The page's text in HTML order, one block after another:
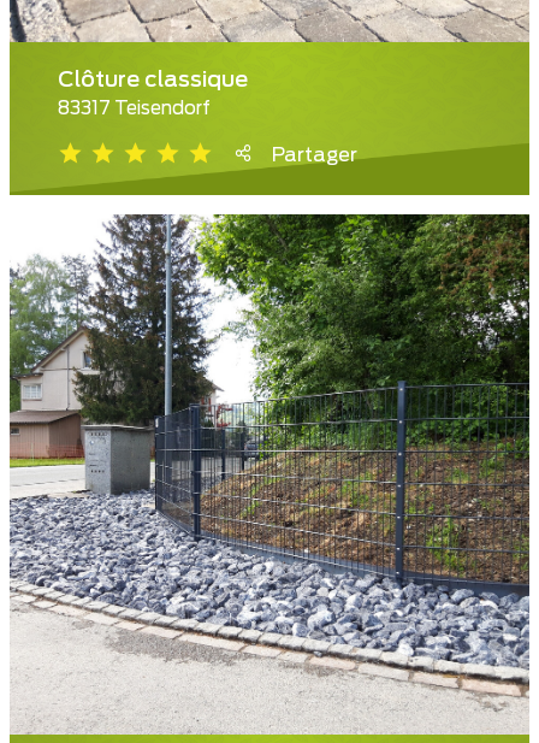
Clôture classique
83317 Teisendorf
Partager